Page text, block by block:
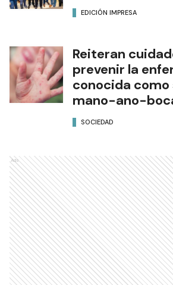
EDICIÓN IMPRESA
Reiteran
prevenir la
conocida
mano-ano-
SOCIEDAD
Ads